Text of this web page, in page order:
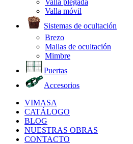
Valla móvil
Sistemas de ocultación
Brezo
Mallas de ocultación
Mimbre
Puertas
Accesorios
VIMASA
CATÁLOGO
BLOG
NUESTRAS OBRAS
CONTACTO